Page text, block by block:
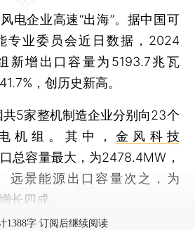
企业高速“出海”。据中国可
专业委员会近日数据，2024
新增出口容量为5193.7兆瓦
，创历史新高。
家整机制造企业分别向23个
机组。其中，金风科技
总容量最大，为2478.4MW，
远景能源出口容量次之，为
长四成。
1388字 订阅后继续阅读